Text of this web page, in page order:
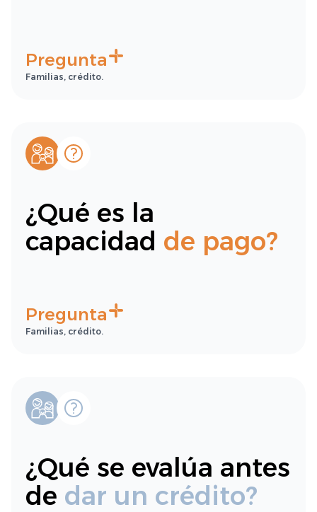
Pregunta
Familias, crédito.
¿Qué es la
capacidad de pago?
Pregunta
Familias, crédito.
¿Qué se evalúa antes
de dar un crédito?